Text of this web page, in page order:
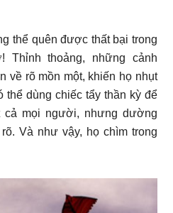
thể quên được thất bại trong
Thỉnh thoảng, những cảnh
về rõ mồn một, khiến họ nhụt
thể dùng chiếc tẩy thần kỳ để
cả mọi người, nhưng dường
Và như vậy, họ chìm trong